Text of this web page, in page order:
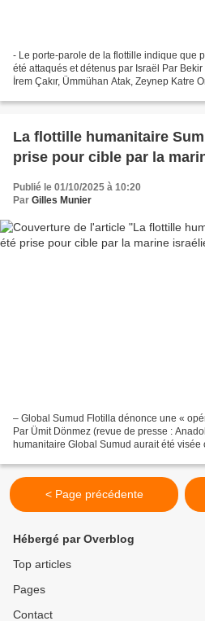
- Le porte-parole de la flottille indique que
été attaqués et détenus par Israël Par
İrem Çakır, Ümmühan Atak, Zeynep Katre
La flottille humanitaire
prise pour cible par la
Publié le 01/10/2025 à 10:20
Par Gilles Munier
– Global Sumud Flotilla dénonce une «
Par Ümit Dönmez (revue de presse :
humanitaire Global Sumud aurait été visée
< Page précédente
Hébergé par Overblog
Top articles
Pages
Contact